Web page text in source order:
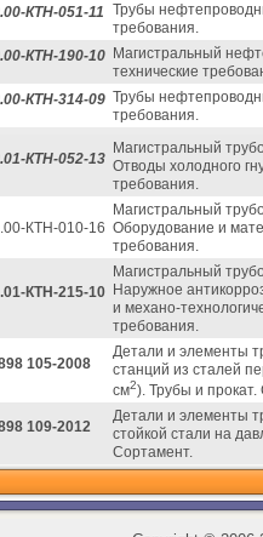
КТН-051-11 Трубы
требования.
КТН-190-10 Магистральный
технические
КТН-314-09 Трубы
требования.
КТН-052-13
Магистральный
Отводы холодного
требования.
КТН-010-16
Магистральный
Оборудование и
требования.
КТН-215-10
Магистральный
Наружное
и механо-
требования.
105-2008
Детали и элементы
станций из сталей
см2). Трубы и
109-2012
Детали и элементы
стойкой стали на
Сортамент.